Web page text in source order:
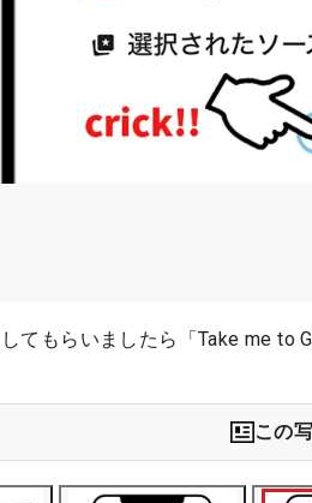
てもらいましたら「Take me to
この